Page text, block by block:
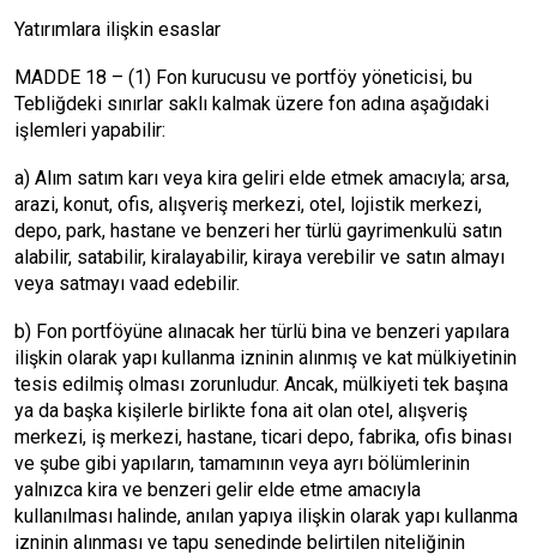
Yatırımlara ilişkin esaslar
MADDE 18 – (1) Fon kurucusu ve portföy yöneticisi, bu
Tebliğdeki sınırlar saklı kalmak üzere fon adına aşağıdaki
işlemleri yapabilir:
a) Alım satım karı veya kira geliri elde etmek amacıyla; arsa,
arazi, konut, ofis, alışveriş merkezi, otel, lojistik merkezi,
depo, park, hastane ve benzeri her türlü gayrimenkulü satın
alabilir, satabilir, kiralayabilir, kiraya verebilir ve satın almayı
veya satmayı vaad edebilir.
b) Fon portföyüne alınacak her türlü bina ve benzeri yapılara
ilişkin olarak yapı kullanma izninin alınmış ve kat mülkiyetinin
tesis edilmiş olması zorunludur. Ancak, mülkiyeti tek başına
ya da başka kişilerle birlikte fona ait olan otel, alışveriş
merkezi, iş merkezi, hastane, ticari depo, fabrika, ofis binası
ve şube gibi yapıların, tamamının veya ayrı bölümlerinin
yalnızca kira ve benzeri gelir elde etme amacıyla
kullanılması halinde, anılan yapıya ilişkin olarak yapı kullanma
izninin alınması ve tapu senedinde belirtilen niteliğinin